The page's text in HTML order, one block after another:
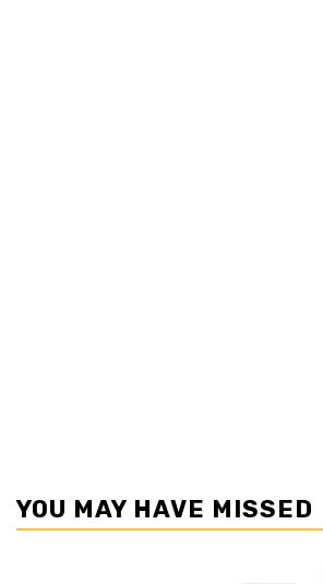
YOU MAY HAVE MISSED